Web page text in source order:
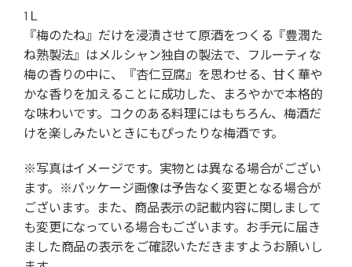
1Ｌ
『梅のたね』だけを浸漬させて原酒をつくる『豊潤た
ね熟製法』はメルシャン独自の製法で、フルーティな
梅の香りの中に、『杏仁豆腐』を思わせる、甘く華や
かな香りを加えることに成功した、まろやかで本格的
な味わいです。コクのある料理にはもちろん、梅酒だ
けを楽しみたいときにもぴったりな梅酒です。
※写真はイメージです。実物とは異なる場合がござい
ます。※パッケージ画像は予告なく変更となる場合が
ございます。また、商品表示の記載内容に関しまして
も変更になっている場合もございます。お手元に届き
ました商品の表示をご確認いただきますようお願いし